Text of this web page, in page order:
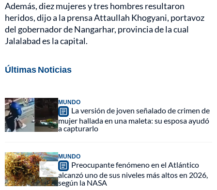
Además, diez mujeres y tres hombres resultaron
heridos, dijo a la prensa Attaullah Khogyani, portavoz
del gobernador de Nangarhar, provincia de la cual
Jalalabad es la capital.
Últimas Noticias
MUNDO
La versión de joven señalado de crimen de
mujer hallada en una maleta: su esposa ayudó
a capturarlo
MUNDO
Preocupante fenómeno en el Atlántico
alcanzó uno de sus niveles más altos en 2026,
según la NASA